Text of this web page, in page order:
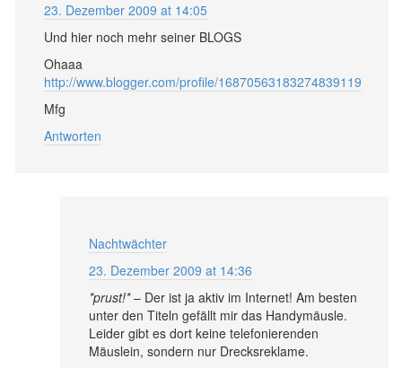
23. Dezember 2009 at 14:05
Und hier noch mehr seiner BLOGS
Ohaaa
http://www.blogger.com/profile/16870563183274839119
Mfg
Antworten
Nachtwächter
23. Dezember 2009 at 14:36
*prust!*– Der ist ja aktiv im Internet! Am besten
unter den Titeln gefällt mir das Handymäusle.
Leider gibt es dort keine telefonierenden
Mäuslein, sondern nur Drecksreklame.